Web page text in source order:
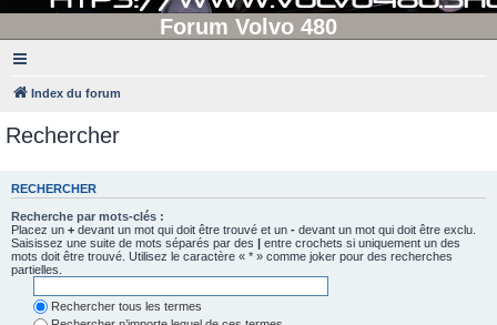
Forum Volvo 480
Index du forum
Rechercher
RECHERCHER
Recherche par mots-clés :
Placez un + devant un mot qui doit être trouvé et un - devant un mot qui doit être exclu.
Saisissez une suite de mots séparés par des | entre crochets si uniquement un des
mots doit être trouvé. Utilisez le caractère « * » comme joker pour des recherches
partielles.
Rechercher tous les termes